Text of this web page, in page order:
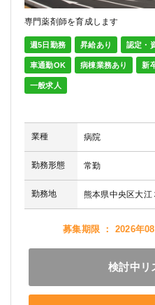
専門薬剤師を育成します
週5日勤務 昇給あり 認定・
車通勤OK 病棟業務あり 新
一般求人
業種 病院
勤務形態 常勤
勤務地 熊本県中央区大江
募集期限 ： 2026年
検討中リ